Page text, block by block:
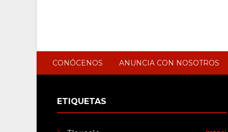
CONÓCENOS ANUNCIA CON NOSOTROS
ETIQUETAS